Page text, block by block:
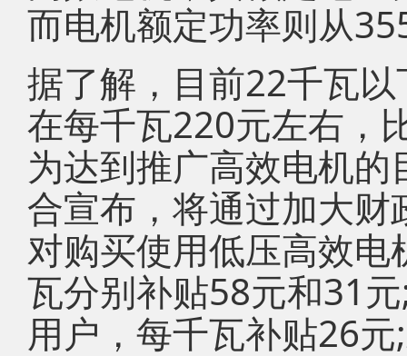
而电机额定功率则从
据了解，目前22千瓦
在每千瓦220元左右，
为达到推广高效电机
合宣布，将通过加大
对购买使用低压高效
瓦分别补贴58元和31
用户，每千瓦补贴26